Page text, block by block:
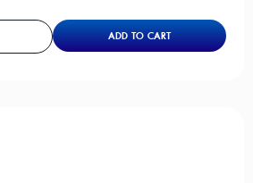
ADD TO CART